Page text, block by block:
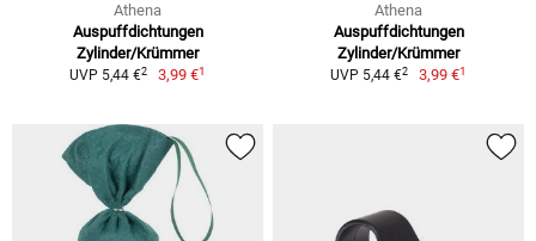
Athena
Auspuffdichtungen
Zylinder/Krümmer
UVP 5,44 €2 3,99 €1
Athena
Auspuffdichtungen
Zylinder/Krümmer
UVP 5,44 €2 3,99 €1